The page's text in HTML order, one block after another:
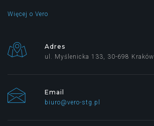
Więcej o Vero
Adres
ul. Myślenicka 133, 30-698 Kraków
Email
biuro@vero-stg.pl